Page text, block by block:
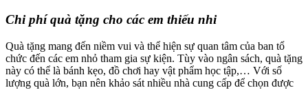
Chi phí quà tặng cho các em thiếu nhi
Quà tặng mang đến niềm vui và thể hiện sự quan tâm của ban tổ
chức đến các em nhỏ tham gia sự kiện. Tùy vào ngân sách, quà tặng
này có thể là bánh kẹo, đồ chơi hay vật phẩm học tập,… Với số
lượng quà lớn, bạn nên khảo sát nhiều nhà cung cấp để chọn được